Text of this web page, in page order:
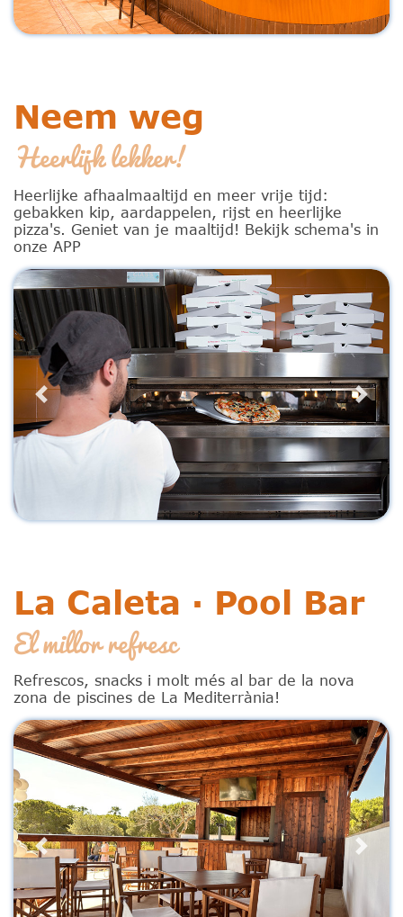
Neem weg
Heerlijk lekker!
Heerlijke afhaalmaaltijd en meer vrije tijd:
gebakken kip, aardappelen, rijst en heerlijke
pizza's. Geniet van je maaltijd! Bekijk schema's in
onze APP
Previous Next
La Caleta · Pool Bar
El millor refresc
Refrescos, snacks i molt més al bar de la nova
zona de piscines de La Mediterrània!
Previous Next